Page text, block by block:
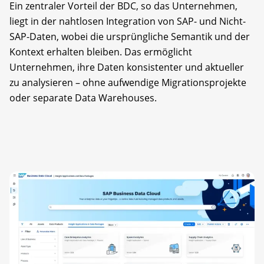
Ein zentraler Vorteil der BDC, so das Unternehmen,
liegt in der nahtlosen Integration von SAP- und Nicht-
SAP-Daten, wobei die ursprüngliche Semantik und der
Kontext erhalten bleiben. Das ermöglicht
Unternehmen, ihre Daten konsistenter und aktueller
zu analysieren – ohne aufwendige Migrationsprojekte
oder separate Data Warehouses.